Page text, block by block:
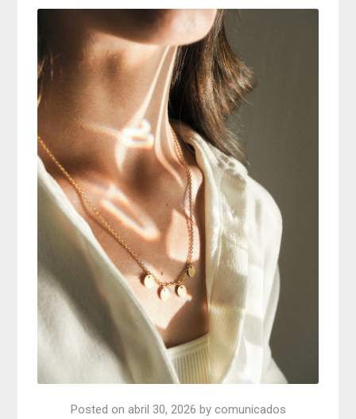
Posted on abril 30, 2026 by comunicados